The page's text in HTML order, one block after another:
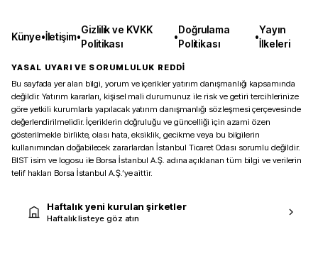
Künye•İletişim•
Gizlilik ve KVKK
Politikası
•
Doğrulama
Politikası
•
Yayın
İlkeleri
YASAL UYARI VE SORUMLULUK REDDİ
Bu sayfada yer alan bilgi, yorum ve içerikler yatırım danışmanlığı kapsamında
değildir. Yatırım kararları, kişisel mali durumunuz ile risk ve getiri tercihlerinize
göre yetkili kurumlarla yapılacak yatırım danışmanlığı sözleşmesi çerçevesinde
değerlendirilmelidir. İçeriklerin doğruluğu ve güncelliği için azami özen
gösterilmekle birlikte, olası hata, eksiklik, gecikme veya bu bilgilerin
kullanımından doğabilecek zararlardan İstanbul Ticaret Odası sorumlu değildir.
BIST isim ve logosu ile Borsa İstanbul A.Ş. adına açıklanan tüm bilgi ve verilerin
telif hakları Borsa İstanbul A.Ş.’ye aittir.
Haftalık yeni kurulan şirketler
Haftalık listeye göz atın